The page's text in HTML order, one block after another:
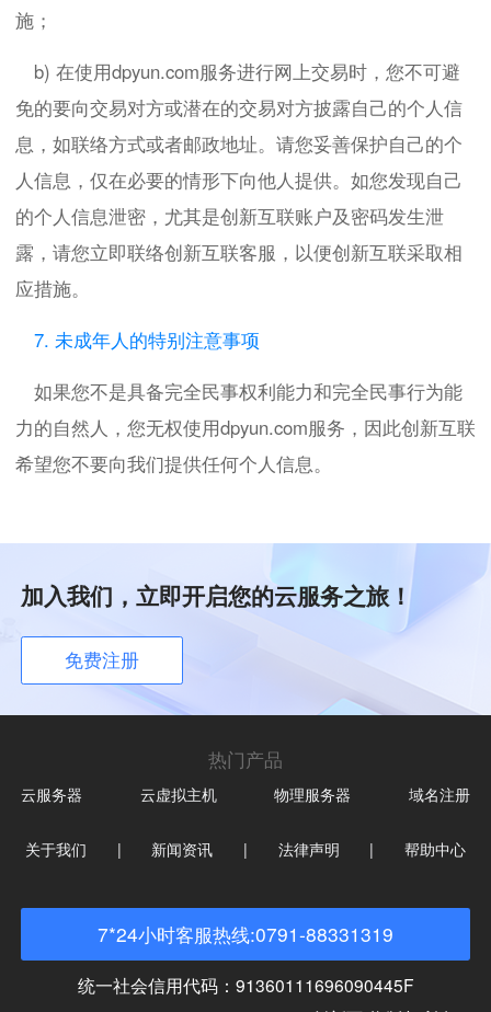
施；
b) 在使用dpyun.com服务进行网上交易时，您不可避
免的要向交易对方或潜在的交易对方披露自己的个人信
息，如联络方式或者邮政地址。请您妥善保护自己的个
人信息，仅在必要的情形下向他人提供。如您发现自己
的个人信息泄密，尤其是创新互联账户及密码发生泄
露，请您立即联络创新互联客服，以便创新互联采取相
应措施。
7. 未成年人的特别注意事项
如果您不是具备完全民事权利能力和完全民事行为能
力的自然人，您无权使用dpyun.com服务，因此创新互联
希望您不要向我们提供任何个人信息。
加入我们，立即开启您的云服务之旅！
免费注册
热门产品
云服务器 云虚拟主机 物理服务器 域名注册
关于我们 | 新闻资讯 | 法律声明 | 帮助中心
7*24小时客服热线:0791-88331319
统一社会信用代码：91360111696090445F